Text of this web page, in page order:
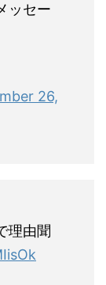
ッセー
26,
理由聞